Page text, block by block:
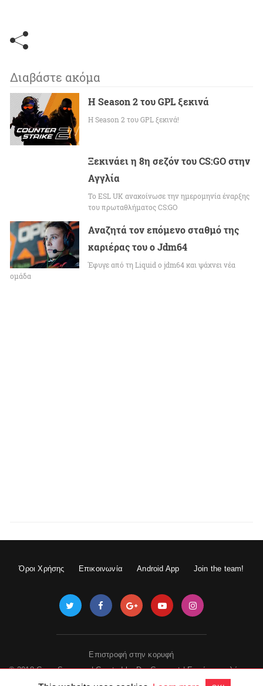
Διαβάστε ακόμα
Η Season 2 του GPL ξεκινά
Η Season 2 του GPL ξεκινά!
Ξεκινάει η 8η σεζόν του CS:GO στην
Αγγλία
Το ESL UK ανακοίνωσε την ημερομηνία έναρξης
του πρωταθλήματος CS:GO
Αναζητά τον επόμενο σταθμό της
καριέρας του ο Jdm64
Έφυγε από τη Liquid ο jdm64 και ψάχνει νέα
ομάδα
Όροι Χρήσης Επικοινωνία Android App Join the team!
Επιστροφή στην κορυφή
© 2018 GameSpace.gr | Created byDevGuru.net|Εμφάνιση πλήρους